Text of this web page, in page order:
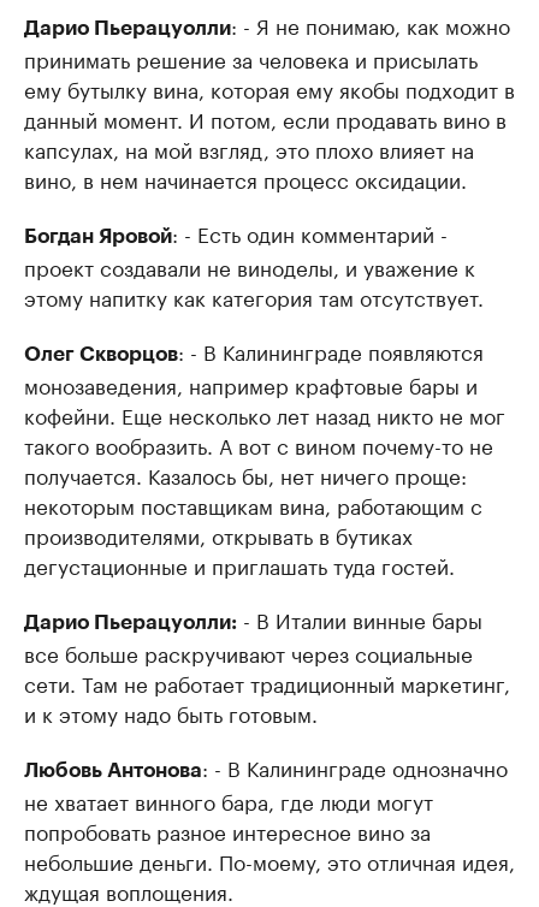
Дарио Пьерацуолли: - Я не понимаю, как можно
принимать решение за человека и присылать
ему бутылку вина, которая ему якобы подходит в
данный момент. И потом, если продавать вино в
капсулах, на мой взгляд, это плохо влияет на
вино, в нем начинается процесс оксидации.
Богдан Яровой: - Есть один комментарий -
проект создавали не виноделы, и уважение к
этому напитку как категория там отсутствует.
Олег Скворцов: - В Калининграде появляются
монозаведения, например крафтовые бары и
кофейни. Еще несколько лет назад никто не мог
такого вообразить. А вот с вином почему-то не
получается. Казалось бы, нет ничего проще:
некоторым поставщикам вина, работающим с
производителями, открывать в бутиках
дегустационные и приглашать туда гостей.
Дарио Пьерацуолли: - В Италии винные бары
все больше раскручивают через социальные
сети. Там не работает традиционный маркетинг,
и к этому надо быть готовым.
Любовь Антонова: - В Калининграде однозначно
не хватает винного бара, где люди могут
попробовать разное интересное вино за
небольшие деньги. По-моему, это отличная идея,
ждущая воплощения.